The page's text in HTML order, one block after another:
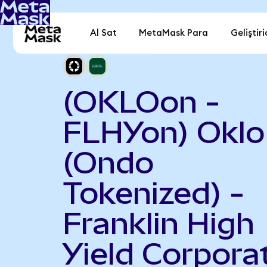
Al Sat MetaMask Para
(OKLOon -
FLHYon) Oklo
(Ondo
Tokenized) -
Franklin High
Yield